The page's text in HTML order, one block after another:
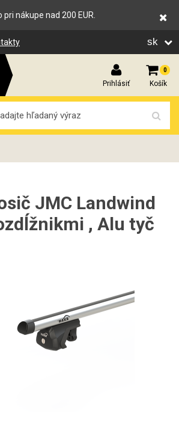
nákupe nad 200 EUR.
sk
Prihlásiť
0
Košík
JMC Landwind
, Alu tyč